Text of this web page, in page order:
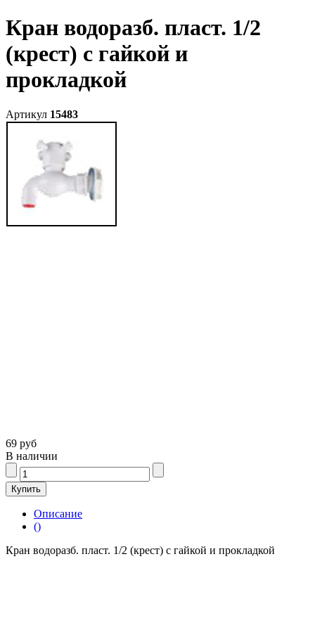
Кран водоразб. пласт. 1/2
(крест) с гайкой и
прокладкой
Артикул 15483
69 руб
В наличии
Описание
()
Кран водоразб. пласт. 1/2 (крест) с гайкой и прокладкой